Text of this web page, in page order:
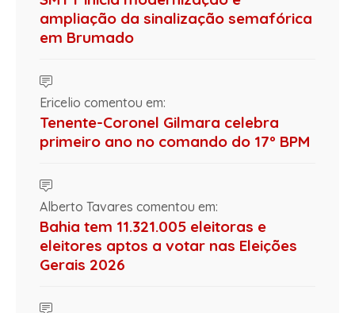
ampliação da sinalização semafórica
em Brumado
Ericelio comentou em:
Tenente-Coronel Gilmara celebra
primeiro ano no comando do 17º BPM
Alberto Tavares comentou em:
Bahia tem 11.321.005 eleitoras e
eleitores aptos a votar nas Eleições
Gerais 2026